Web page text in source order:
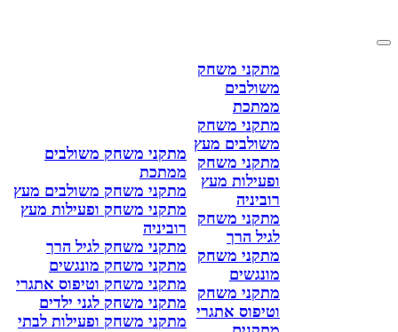
מתקני משחק
משולבים
ממתכת
מתקני משחק
משולבים מעץ
מתקני משחק
ופעילות מעץ
רוביניה
מתקני משחק
לגיל הרך
מתקני משחק
מונגשים
מתקני משחק
וטיפוס אתגרי
מתקני משחק משולבים
ממתכת
מתקני משחק משולבים מעץ
מתקני משחק ופעילות מעץ
רוביניה
מתקני משחק לגיל הרך
מתקני משחק מונגשים
מתקני משחק וטיפוס אתגרי
מתקני משחק לגני ילדים
מתקני משחק ופעילות לבתי